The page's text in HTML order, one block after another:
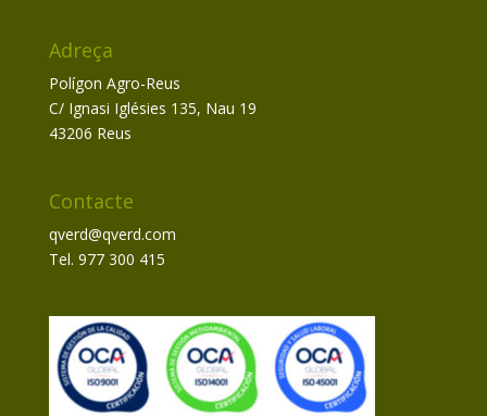
Adreça
Polígon Agro-Reus
C/ Ignasi Iglésies 135, Nau 19
43206 Reus
Contacte
qverd@qverd.com
Tel. 977 300 415